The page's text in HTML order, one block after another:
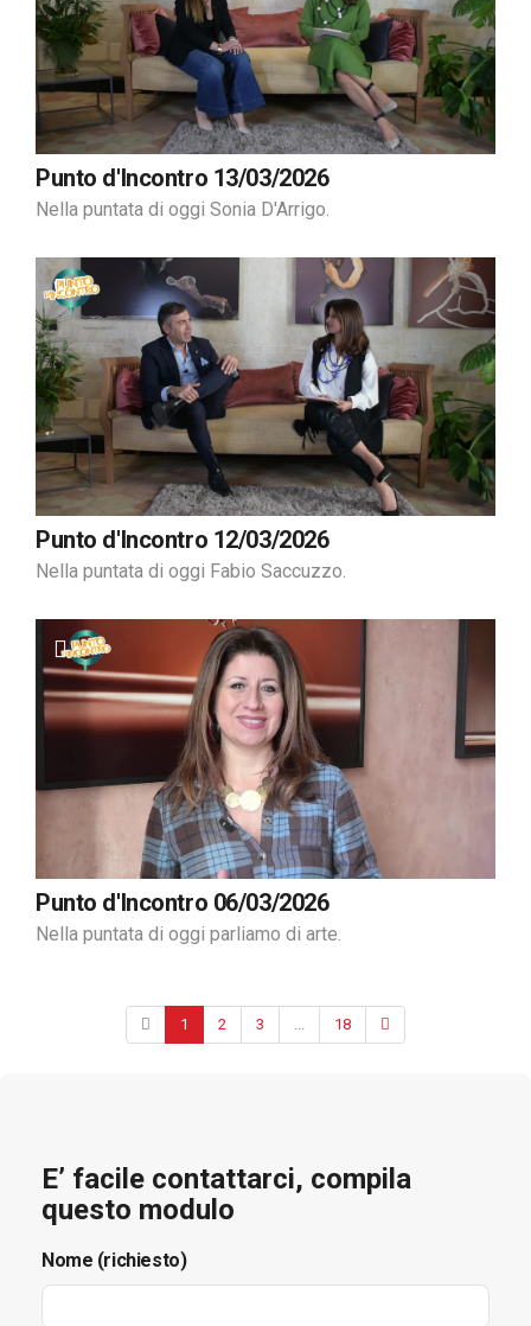
Punto d'Incontro 13/03/2026
Nella puntata di oggi Sonia D'Arrigo.
Punto d'Incontro 12/03/2026
Nella puntata di oggi Fabio Saccuzzo.
Punto d'Incontro 06/03/2026
Nella puntata di oggi parliamo di arte.
1 2 3 18
E’ facile contattarci, compila
questo modulo
Nome (richiesto)